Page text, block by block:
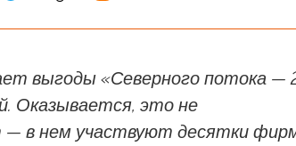
выгоды «Северного потока —
Оказывается, это не
— в нем участвуют десятки